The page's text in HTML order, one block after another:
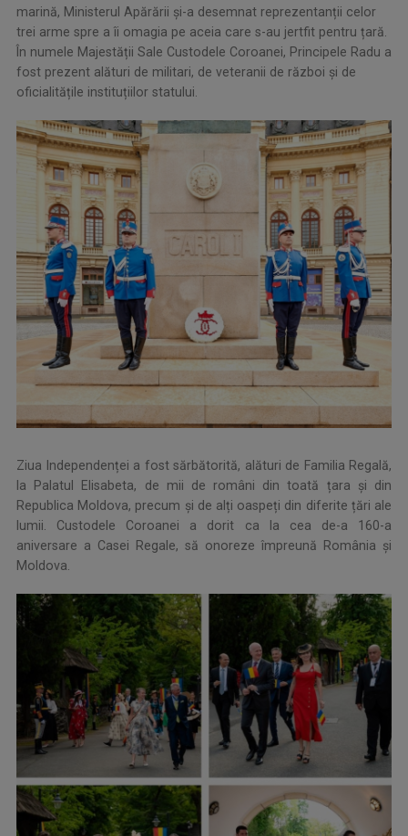
marină, Ministerul Apărării și-a desemnat reprezentanții celor
trei arme spre a îi omagia pe aceia care s-au jertfit pentru țară.
În numele Majestății Sale Custodele Coroanei, Principele Radu a
fost prezent alături de militari, de veteranii de război și de
oficialitățile instituțiilor statului.
Ziua Independenței a fost sărbătorită, alături de Familia Regală,
la Palatul Elisabeta, de mii de români din toată țara și din
Republica Moldova, precum și de alți oaspeți din diferite țări ale
lumii. Custodele Coroanei a dorit ca la cea de-a 160-a
aniversare a Casei Regale, să onoreze împreună România și
Moldova.